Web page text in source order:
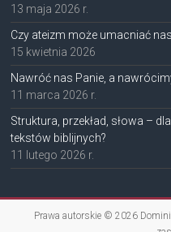
13 maja 2026 r.
Czy ateizm może umacniać
15 kwietnia 2026
Nawróć nas Panie, a
11 marca 2026 r.
Struktura, przekład, słowa –
tekstów biblijnych?
11 lutego 2026 r.
Prawa autorskie © 2026